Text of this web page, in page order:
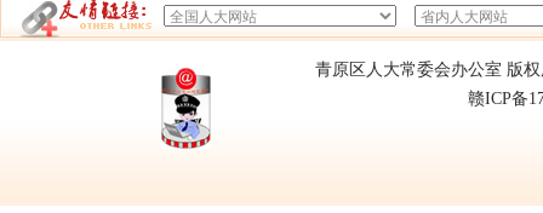
青原区人大常委会办公室 版
赣ICP备